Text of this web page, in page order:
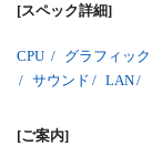
[スペック詳細]
CPU / グラフィック
/ サウンド / LAN/
[ご案内]